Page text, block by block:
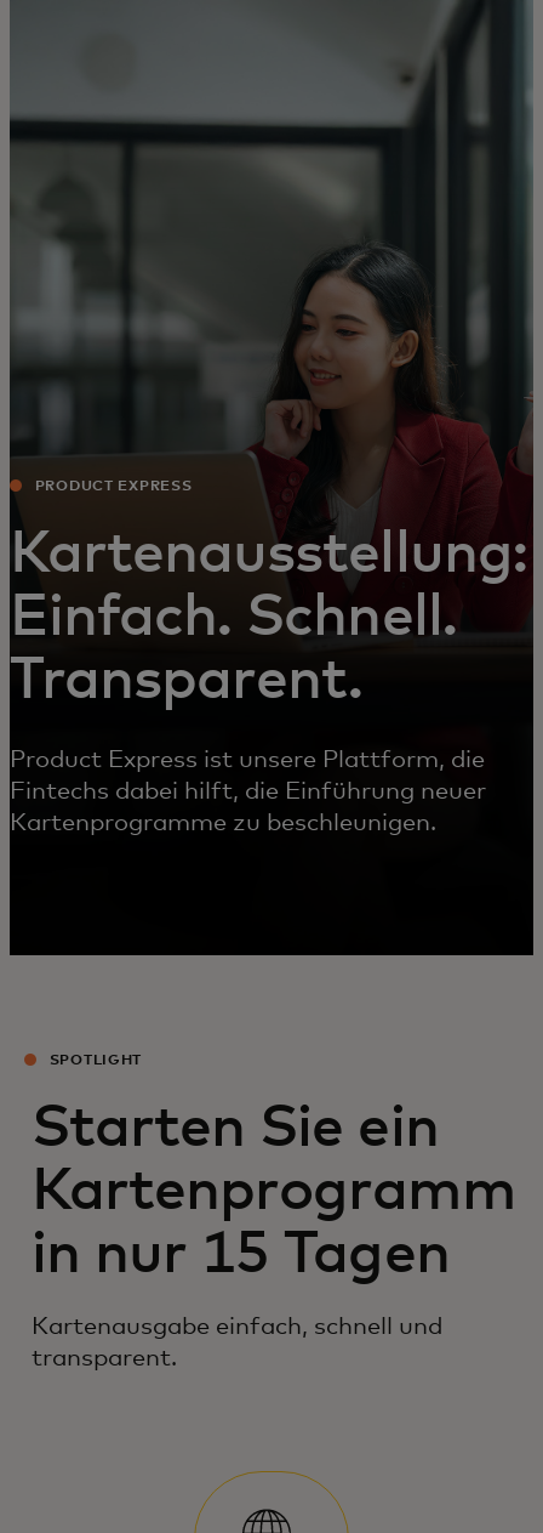
Für Unternehmen
Neuigkeiten und Trends
PRODUCT EXPRESS
Kartenausstellung:
Einfach. Schnell.
Transparent.
Product Express ist unsere Plattform, die
Fintechs dabei hilft, die Einführung neuer
Kartenprogramme zu beschleunigen.
SPOTLIGHT
Starten Sie ein
Kartenprogramm
in nur 15 Tagen
Kartenausgabe einfach, schnell und
transparent.